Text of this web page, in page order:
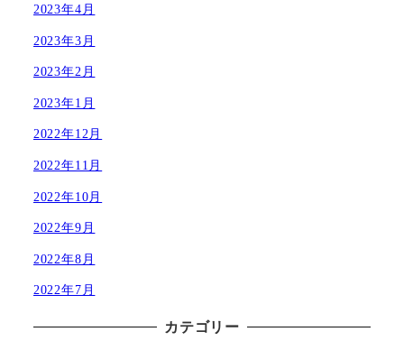
2023年4月
2023年3月
2023年2月
2023年1月
2022年12月
2022年11月
2022年10月
2022年9月
2022年8月
2022年7月
カテゴリー